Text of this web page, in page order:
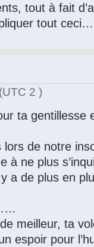
tout à fait
tout
(UTC 2 )
ta gentillesse
de notre
à ne plus
y a de plus en
meilleur, ta
espoir pour